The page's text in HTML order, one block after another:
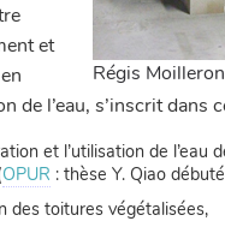
Régis
et
de l’eau, s’inscrit dans
et l’utilisation de l’eau
OPUR : thèse Y. Qiao
des toitures végétalisées,